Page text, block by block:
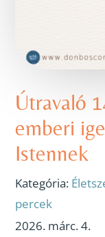
Útravaló
emberi
Istennek
Kategória:
percek
2026. márc. 4.